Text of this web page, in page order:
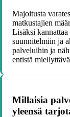
Majoitusta
matkustajien
Lisäksi
suunnitelmiin ja
palveluihin ja
entistä
Millaisia
yleensä